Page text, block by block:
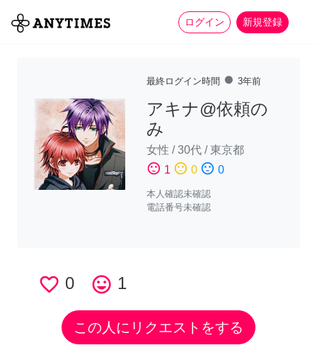
ログイン 新規登録
全て 家事 more_horiz
最終ログイン時間 fiber_manual_record 3年前
アキナ@依頼の
み
女性 /30代 /東京都
sentiment_satisfied 1 sentiment_neutral 0 sentiment_dissatisfied 0
本人確認未確認
電話番号未確認
favorite_border 0 tag_faces 1
この人にリクエストをする